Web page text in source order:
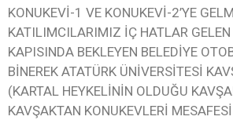
KONUKEVİ-1 VE KONUKEVİ-2’YE
KATILIMCILARIMIZ İÇ HATLAR
KAPISINDA BEKLEYEN BELEDİYE
BİNEREK ATATÜRK ÜNİVERSİTESİ
(KARTAL HEYKELİNİN OLDUĞU
KAVŞAKTAN KONUKEVLERİ